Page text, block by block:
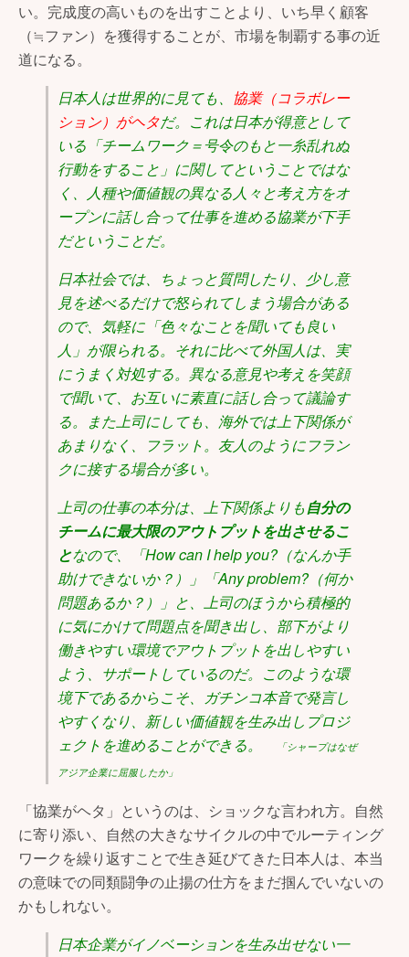
い。完成度の高いものを出すことより、いち早く顧客
（≒ファン）を獲得することが、市場を制覇する事の近
道になる。
日本人は世界的に見ても、 協業（コラボレー
ション）がヘタだ。これは日本が得意として
いる「チームワーク＝号令のもと一糸乱れぬ
行動をすること」に関してということではな
く、人種や価値観の異なる人々と考え方をオ
ープンに話し合って仕事を進める協業が下手
だということだ。
日本社会では、ちょっと質問したり、少し意
見を述べるだけで怒られてしまう場合がある
ので、気軽に「色々なことを聞いても良い
人」が限られる。それに比べて外国人は、実
にうまく対処する。異なる意見や考えを笑顔
で聞いて、お互いに素直に話し合って議論す
る。また上司にしても、海外では上下関係が
あまりなく、フラット。友人のようにフラン
クに接する場合が多い。
上司の仕事の本分は、上下関係よりも自分の
チームに最大限のアウトプットを出させるこ
となので、「How can I help you?（なんか手
助けできないか？）」「Any problem?（何か
問題あるか？）」と、上司のほうから積極的
に気にかけて問題点を聞き出し、部下がより
働きやすい環境でアウトプットを出しやすい
よう、サポートしているのだ。このような環
境下であるからこそ、ガチンコ本音で発言し
やすくなり、新しい価値観を生み出しプロジ
ェクトを進めることができる。
「シャープはなぜ
アジア企業に屈服したか」
「協業がヘタ」というのは、ショックな言われ方。自然
に寄り添い、自然の大きなサイクルの中でルーティング
ワークを繰り返すことで生き延びてきた日本人は、本当
の意味での同類闘争の止揚の仕方をまだ掴んでいないの
かもしれない。
日本企業がイノベーションを生み出せない一